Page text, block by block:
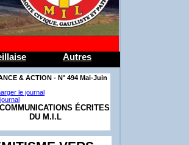
& AC­TION - N° 494 Mai-Juin
le journal
ÉCRITES
DU M.I.L
ÊTRE GAULLISTE
Autres